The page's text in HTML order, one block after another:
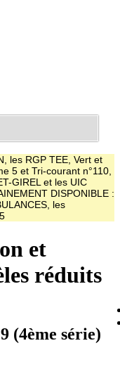
les RGP TEE, Vert et
5 et Tri-courant n°110,
GIREL et les UIC
DISPONIBLE :
les
et
réduits
(4ème série)